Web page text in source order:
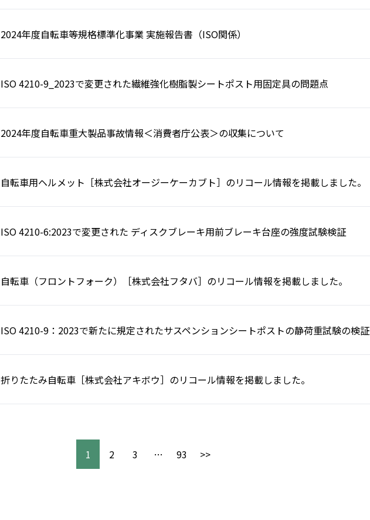
2024年度自転車等規格標準化事業 実施報告書（ISO関係）
ISO 4210-9_2023で変更された繊維強化樹脂製シートポスト用固定具の問題点
2024年度自転車重大製品事故情報＜消費者庁公表＞の収集について
自転車用ヘルメット［株式会社オージーケーカブト］のリコール情報を掲載しました。
ISO 4210-6:2023で変更された ディスクブレーキ用前ブレーキ台座の強度試験検証
自転車（フロントフォーク）［株式会社フタバ］のリコール情報を掲載しました。
ISO 4210-9：2023で新たに規定されたサスペンションシートポストの静荷重試験の検証
折りたたみ自転車［株式会社アキボウ］のリコール情報を掲載しました。
1 2 3 … 93 >>